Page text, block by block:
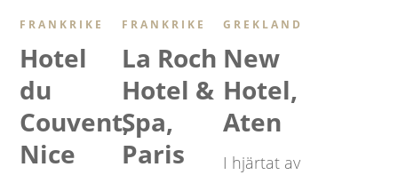
FRANKRIKE
Hotel
du
Couvent,
Nice
FRANKRIKE
La Roch
Hotel &
Spa,
Paris
GREKLAND
New
Hotel,
Aten
I hjärtat av